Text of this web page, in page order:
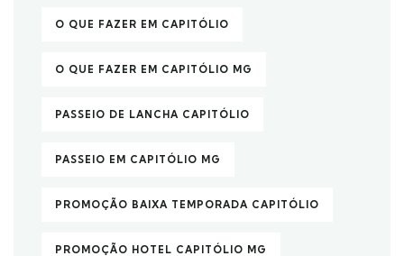
O QUE FAZER EM CAPITÓLIO
O QUE FAZER EM CAPITÓLIO MG
PASSEIO DE LANCHA CAPITÓLIO
PASSEIO EM CAPITÓLIO MG
PROMOÇÃO BAIXA TEMPORADA CAPITÓLIO
PROMOÇÃO HOTEL CAPITÓLIO MG